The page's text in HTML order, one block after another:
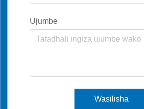
Ujumbe
Wasilisha